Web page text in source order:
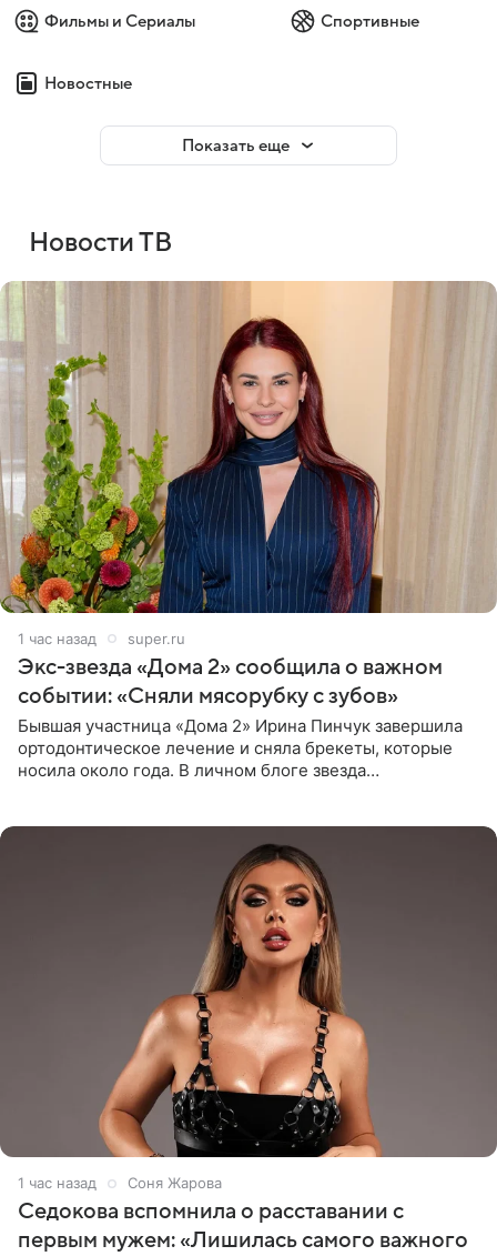
Фильмы и Сериалы Спортивные
Новостные
Показать еще
Новости ТВ
1 час назад super.ru
Экс-звезда «Дома 2» сообщила о важном
событии: «Сняли мясорубку с зубов»
Бывшая участница «Дома 2» Ирина Пинчук завершила
ортодонтическое лечение и сняла брекеты, которые
носила около года. В личном блоге звезда
1 час назад Соня Жарова
Седокова вспомнила о расставании с
первым мужем: «Лишилась самого важного